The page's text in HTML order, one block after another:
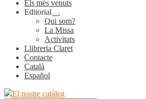
Els més venuts
Editorial
Expandeix
el
menú
secundari
Qui som?
La Missa
Activitats
Llibreria Claret
Contacte
Català
Español
El nostre catàleg